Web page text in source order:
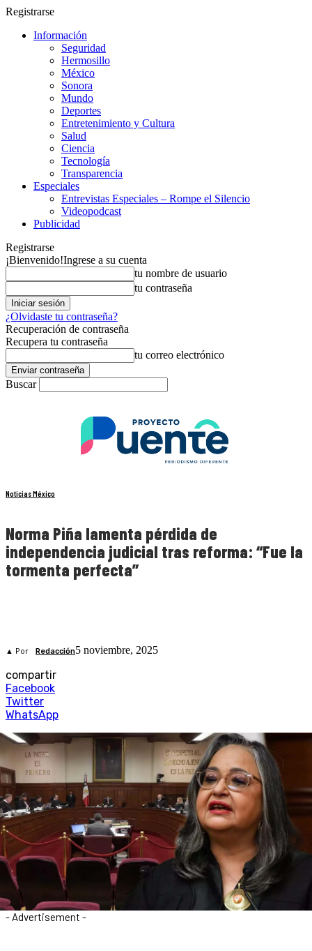
Registrarse
Información
Seguridad
Hermosillo
México
Sonora
Mundo
Deportes
Entretenimiento y Cultura
Salud
Ciencia
Tecnología
Transparencia
Especiales
Entrevistas Especiales – Rompe el Silencio
Videopodcast
Publicidad
Registrarse
¡Bienvenido!Ingrese a su cuenta
tu nombre de usuario
tu contraseña
¿Olvidaste tu contraseña?
Recuperación de contraseña
Recupera tu contraseña
tu correo electrónico
Buscar
Noticias México
Norma Piña lamenta pérdida de
independencia judicial tras reforma: “Fue la
tormenta perfecta”
▲ Por Redacción5 noviembre, 2025
compartir
Facebook
Twitter
WhatsApp
- Advertisement -